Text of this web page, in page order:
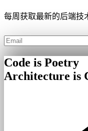
每周获取最新的后端技
Code is Poetry
Architecture is